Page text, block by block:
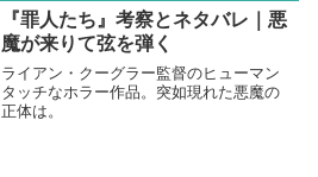
『罪人たち』考察とネタバレ｜悪
魔が来りて弦を弾く
ライアン・クーグラー監督のヒューマン
タッチなホラー作品。突如現れた悪魔の
正体は。